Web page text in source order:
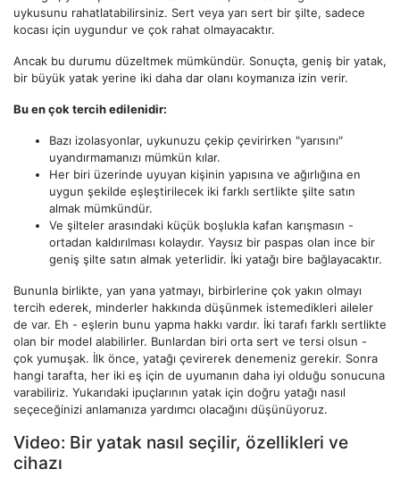
uykusunu rahatlatabilirsiniz. Sert veya yarı sert bir şilte, sadece
kocası için uygundur ve çok rahat olmayacaktır.
Ancak bu durumu düzeltmek mümkündür. Sonuçta, geniş bir yatak,
bir büyük yatak yerine iki daha dar olanı koymanıza izin verir.
Bu en çok tercih edilenidir:
Bazı izolasyonlar, uykunuzu çekip çevirirken "yarısını"
uyandırmamanızı mümkün kılar.
Her biri üzerinde uyuyan kişinin yapısına ve ağırlığına en
uygun şekilde eşleştirilecek iki farklı sertlikte şilte satın
almak mümkündür.
Ve şilteler arasındaki küçük boşlukla kafan karışmasın -
ortadan kaldırılması kolaydır. Yaysız bir paspas olan ince bir
geniş şilte satın almak yeterlidir. İki yatağı bire bağlayacaktır.
Bununla birlikte, yan yana yatmayı, birbirlerine çok yakın olmayı
tercih ederek, minderler hakkında düşünmek istemedikleri aileler
de var. Eh - eşlerin bunu yapma hakkı vardır. İki tarafı farklı sertlikte
olan bir model alabilirler. Bunlardan biri orta sert ve tersi olsun -
çok yumuşak. İlk önce, yatağı çevirerek denemeniz gerekir. Sonra
hangi tarafta, her iki eş için de uyumanın daha iyi olduğu sonucuna
varabiliriz. Yukarıdaki ipuçlarının yatak için doğru yatağı nasıl
seçeceğinizi anlamanıza yardımcı olacağını düşünüyoruz.
Video: Bir yatak nasıl seçilir, özellikleri ve
cihazı